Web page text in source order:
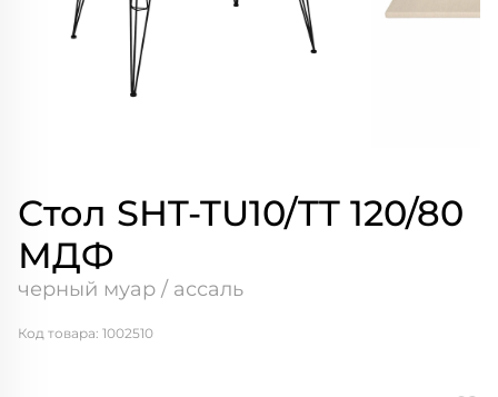
Стол SHT-TU10/TT 120/80
МДФ
черный муар / ассаль
Код товара: 1002510